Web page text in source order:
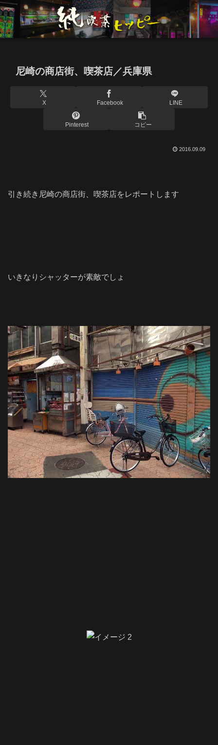
尼崎の商店街、喫茶店／兵庫県
X Facebook LINE
Pinterest コピー
2016.09.09
引き続き尼崎の商店街、喫茶店をレポートします
いきなりシャッターが素敵でしょ